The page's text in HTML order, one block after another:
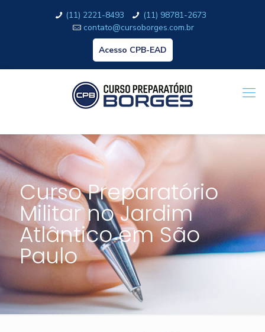
(11) 2221-8493
(11) 98781-2673
contato@cursoborges.com.br
Acesso CPB-EAD
Curso Preparatório
Militar no Jardim
Atlântico em São
Paulo